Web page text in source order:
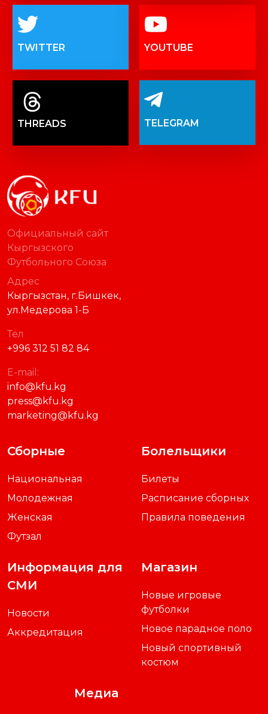
TWITTER YOUTUBE
THREADS TELEGRAM
Официальный сайт
Кыргызского
Футбольного Союза
Адрес
Кыргызстан, г.Бишкек,
ул.Медерова 1-Б
Тел
+996 312 51 82 84
E-mail:
info@kfu.kg
press@kfu.kg
marketing@kfu.kg
Сборные
Национальная
Молодежная
Женская
Футзал
Болельщики
Билеты
Расписание сборных
Правила поведения
Информация для
СМИ
Новости
Аккредитация
Магазин
Новые игровые
футболки
Новое парадное поло
Новый спортивный
костюм
Медиа